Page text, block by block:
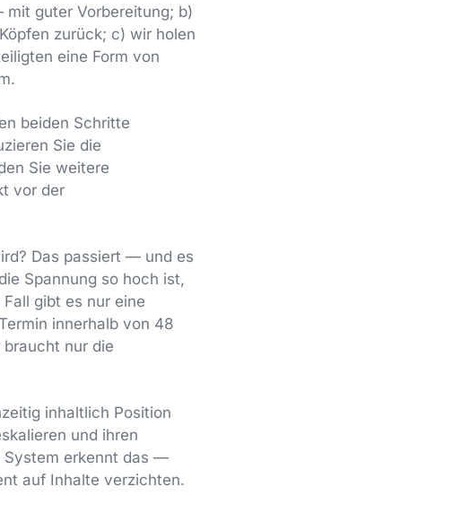
guter Vorbereitung; b)
zurück; c) wir holen
eine Form von
beiden Schritte
Sie die
Sie weitere
vor der
Das passiert — und es
Spannung so hoch ist,
gibt es nur eine
innerhalb von 48
nur die
inhaltlich Position
und ihren
System erkennt das —
auf Inhalte verzichten.